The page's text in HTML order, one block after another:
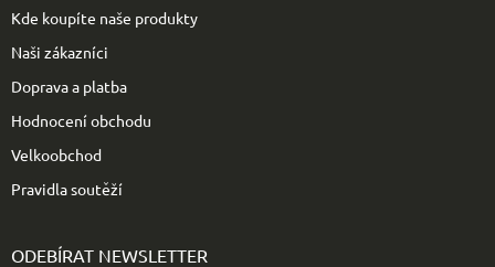
Kde koupíte naše produkty
Naši zákazníci
Doprava a platba
Hodnocení obchodu
Velkoobchod
Pravidla soutěží
ODEBÍRAT NEWSLETTER